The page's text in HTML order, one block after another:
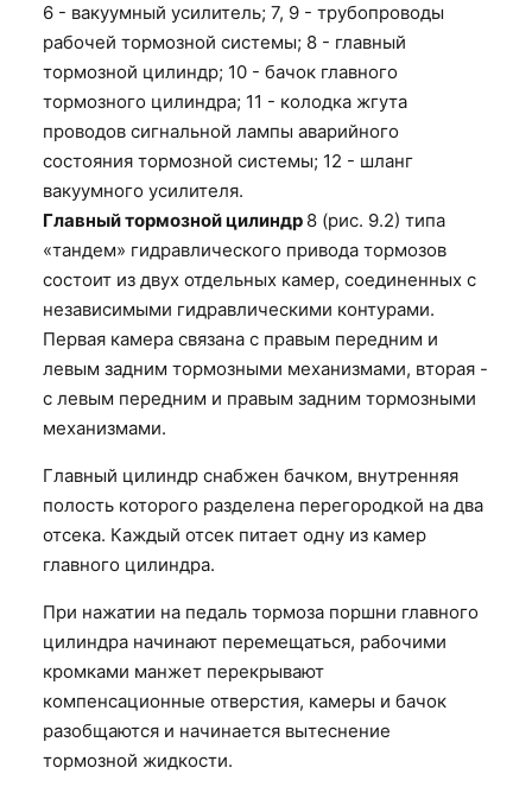
6 - вакуумный усилитель; 7, 9 - трубопроводы
рабочей тормозной системы; 8 - главный
тормозной цилиндр; 10 - бачок главного
тормозного цилиндра; 11 - колодка жгута
проводов сигнальной лампы аварийного
состояния тормозной системы; 12 - шланг
вакуумного усилителя.
Главный тормозной цилиндр 8 (рис. 9.2) типа
«тандем» гидравлического привода тормозов
состоит из двух отдельных камер, соединенных с
независимыми гидравлическими контурами.
Первая камера связана с правым передним и
левым задним тормозными механизмами, вторая -
с левым передним и правым задним тормозными
механизмами.
Главный цилиндр снабжен бачком, внутренняя
полость которого разделена перегородкой на два
отсека. Каждый отсек питает одну из камер
главного цилиндра.
При нажатии на педаль тормоза поршни главного
цилиндра начинают перемещаться, рабочими
кромками манжет перекрывают
компенсационные отверстия, камеры и бачок
разобщаются и начинается вытеснение
тормозной жидкости.